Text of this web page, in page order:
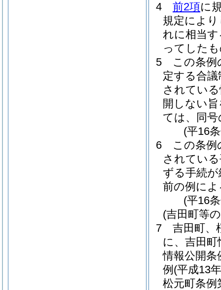
4
前2項に
規定によ
れに相当
ってした
5
この条例
定する合
されてい
開しない
ては、同
(平16
6
この条例
されてい
ずる手続
前の例によ
(平16
(吉田町等
7
吉田町、
に、吉田
情報公開条
例 (平成13
松元町条例